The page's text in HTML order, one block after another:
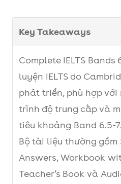
Key Takeaways
Complete IELTS Bands
luyện IELTS do
phát triển, phù hợp với
trình độ trung cấp và
tiêu khoảng Band 6.5-
Bộ tài liệu thường gồm
Answers, Workbook
Teacher’s Book và